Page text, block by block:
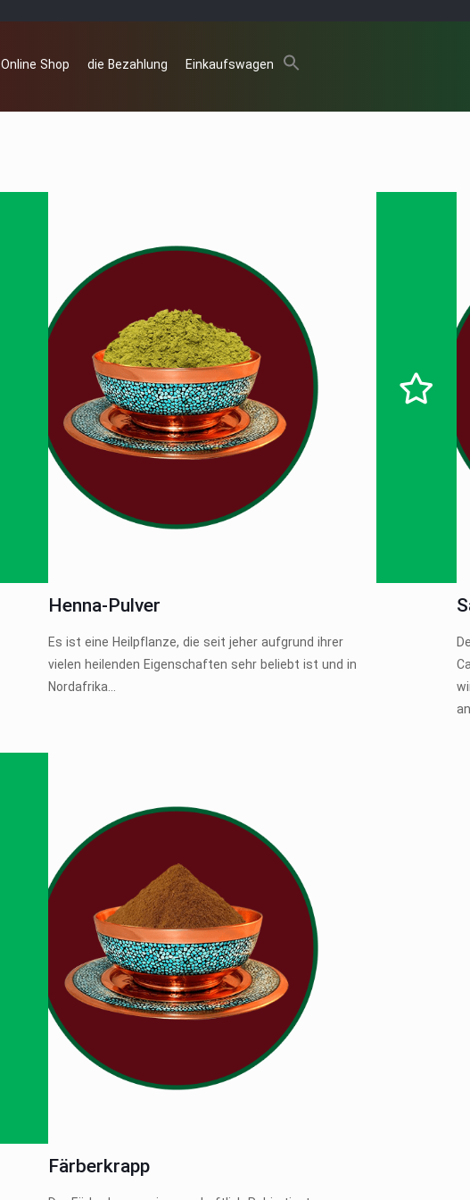
Online Shop die Bezahlung Einkaufswagen
Henna-Pulver
Es ist eine Heilpflanze, die seit jeher aufgrund ihrer
vielen heilenden Eigenschaften sehr beliebt ist und in
Nordafrika...
Färberkrapp